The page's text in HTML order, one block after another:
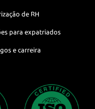
de RH
para expatriados
e carreira